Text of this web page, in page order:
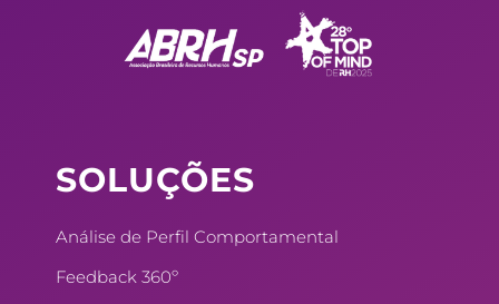
b e e a
g
SOLUÇÕES
Análise de Perfil Comportamental
Feedback 360º